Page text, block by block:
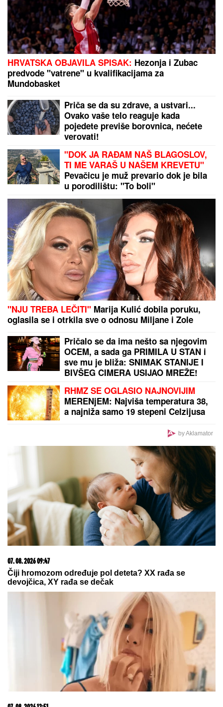
Ne možete ih prevariti! Ova 3 horoskopska znaka
vide sve što pokušavate da sakrijete, kao da čitaju
"STVARNO JESAM SPONZORUŠA I
SKUPA SAM!"Ćerka pokojnog
pevača šokirala javnost priznanjem,
pa otkrila šta ZAHTEVA od
muškaraca
Pevačica HITNO PREKINULA PESMU
zbog STRAHA NA BINI -Publika je
posmatrala u NEVERICI, a sada se
oglasila emotivnom porukom!
HRVATSKA OBJAVILA SPISAK:Hezonja i Zubac
predvode "vatrene" u kvalifikacijama za
Mundobasket
Priča se da su zdrave, a ustvari...
Ovako vaše telo reaguje kada
pojedete previše borovnica, nećete
verovati!
"DOK JA RAĐAM NAŠ BLAGOSLOV,
TI ME VARAŠ U NAŠEM KREVETU"
Pevačicu je muž prevario dok je bila
u porodilištu: "To boli"
"NJU TREBA LEČITI"Marija Kulić dobila poruku,
oglasila se i otrkila sve o odnosu Miljane i Zole
Pričalo se da ima nešto sa njegovim
OCEM, a sada ga PRIMILA U STAN i